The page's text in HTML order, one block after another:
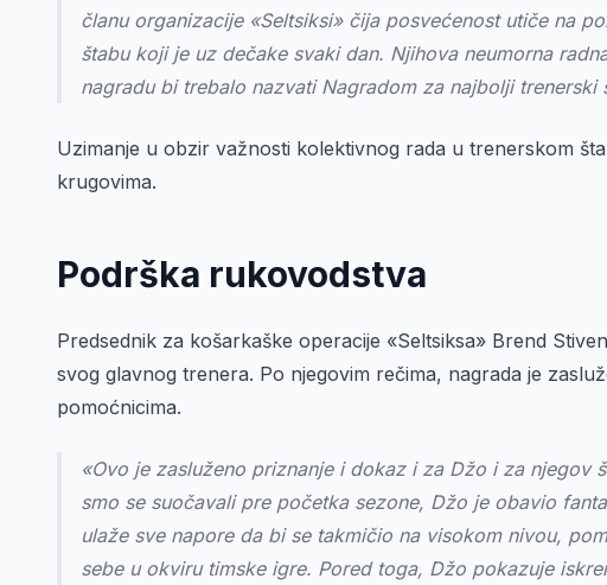
članu organizacije «Seltsiksi» čija posvećenost utiče na
štabu koji je uz dečake svaki dan. Njihova neumorna
nagradu bi trebalo nazvati Nagradom za najbolji trenerski
Uzimanje u obzir važnosti kolektivnog rada u trenerskom
krugovima.
Podrška rukovodstva
Predsednik za košarkaške operacije «Seltsiksa» Brend
svog glavnog trenera. Po njegovim rečima, nagrada je
pomoćnicima.
«Ovo je zasluženo priznanje i dokaz i za Džo i za njegov
smo se suočavali pre početka sezone, Džo je obavio
ulaže sve napore da bi se takmičio na visokom nivou,
sebe u okviru timske igre. Pored toga, Džo pokazuje